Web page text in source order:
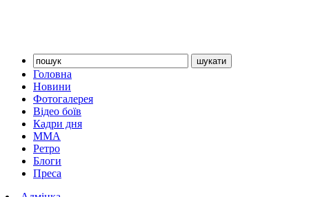
Головна
Новини
Фотогалерея
Відео боїв
Кадри дня
ММА
Ретро
Блоги
Преса